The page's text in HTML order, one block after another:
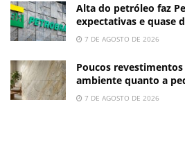
Alta do petróleo faz
expectativas e quase
7 DE AGOSTO DE 2026
Poucos
ambiente quanto a
7 DE AGOSTO DE 2026